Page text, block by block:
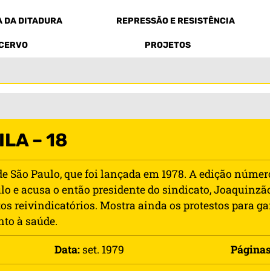
DA DITADURA REPRESSÃO E RESISTÊNCIA
PROJETOS
– 18
São Paulo, que foi lançada em 1978. A edição
e acusa o então presidente do sindicato,
reivindicatórios. Mostra ainda os protestos para
à saúde.
Data:set. 1979